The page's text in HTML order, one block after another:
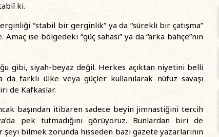
ki.
“stabil bir gerginlik” ya da “sürekli bir çatışma”
ise bölgedeki “güç sahası” ya da “arka bahçe”nin
gibi, siyah-beyaz değil. Herkes açıktan niyetini belli
farklı ülke veya güçler kullanılarak nüfuz savaşı
de Kafkaslar.
başından itibaren sadece beyin jimnastiğini tercih
pek tutmadığını görüyoruz. Bunlardan biri de
bilmek zorunda hisseden bazı gazete yazarlarının